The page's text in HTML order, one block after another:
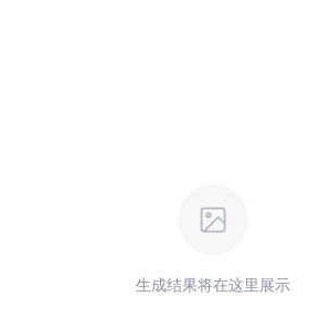
生成结果将在这里展示